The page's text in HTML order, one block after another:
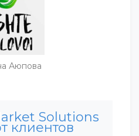
Аюпова
Solutions
клиентов